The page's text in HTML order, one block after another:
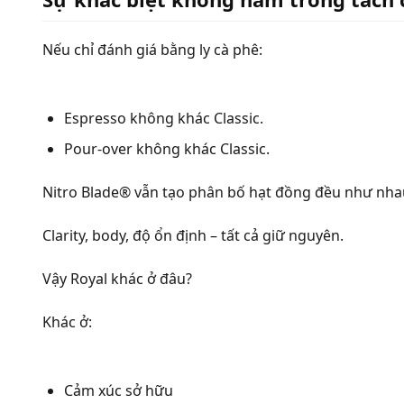
Nếu chỉ đánh giá bằng ly cà phê:
Espresso không khác Classic.
Pour-over không khác Classic.
Nitro Blade® vẫn tạo phân bố hạt đồng đều như
Clarity, body, độ ổn định – tất cả giữ nguyên.
Vậy Royal khác ở đâu?
Khác ở:
Cảm xúc sở hữu